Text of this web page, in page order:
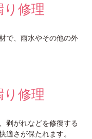
修理
で、雨水やその他の外
り修理
剥がれなどを修復する
さが保たれます。